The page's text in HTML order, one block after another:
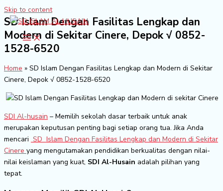
Skip to content
SD Islam Dengan Fasilitas Lengkap dan
Modern di Sekitar Cinere, Depok √ 0852-
1528-6520
Home » SD Islam Dengan Fasilitas Lengkap dan Modern di Sekitar
Cinere, Depok √ 0852-1528-6520
SDI Al-husain – Memilih sekolah dasar terbaik untuk anak
merupakan keputusan penting bagi setiap orang tua. Jika Anda
mencari SD Islam Dengan Fasilitas Lengkap dan Modern di Sekitar
Cinere yang mengutamakan pendidikan berkualitas dengan nilai-
nilai keislaman yang kuat, SDI Al-Husain adalah pilihan yang
tepat.